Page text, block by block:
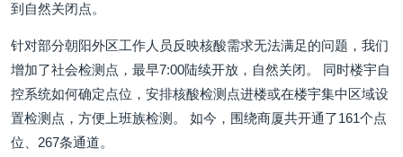
到自然关闭点。
针对部分朝阳外区工作人员反映核酸需求无法满足的问题，我们
增加了社会检测点，最早7:00陆续开放，自然关闭。 同时楼宇自
控系统如何确定点位，安排核酸检测点进楼或在楼宇集中区域设
置检测点，方便上班族检测。 如今，围绕商厦共开通了161个点
位、267条通道。